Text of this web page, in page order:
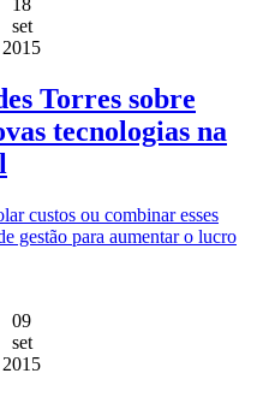
set
2015
Torres sobre
tecnologias na
custos ou combinar esses
gestão para aumentar o lucro
09
set
2015